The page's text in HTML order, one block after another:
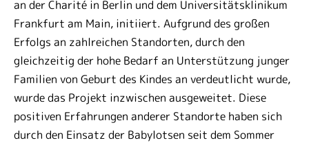
an der Charité in Berlin und dem Universitätsklinikum
Frankfurt am Main, initiiert. Aufgrund des großen
Erfolgs an zahlreichen Standorten, durch den
gleichzeitig der hohe Bedarf an Unterstützung junger
Familien von Geburt des Kindes an verdeutlicht wurde,
wurde das Projekt inzwischen ausgeweitet. Diese
positiven Erfahrungen anderer Standorte haben sich
durch den Einsatz der Babylotsen seit dem Sommer